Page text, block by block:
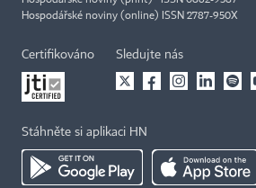
Hospodářské noviny (online) ISSN 2787-950X
Certifikováno Sledujte nás
Stáhněte si aplikaci HN